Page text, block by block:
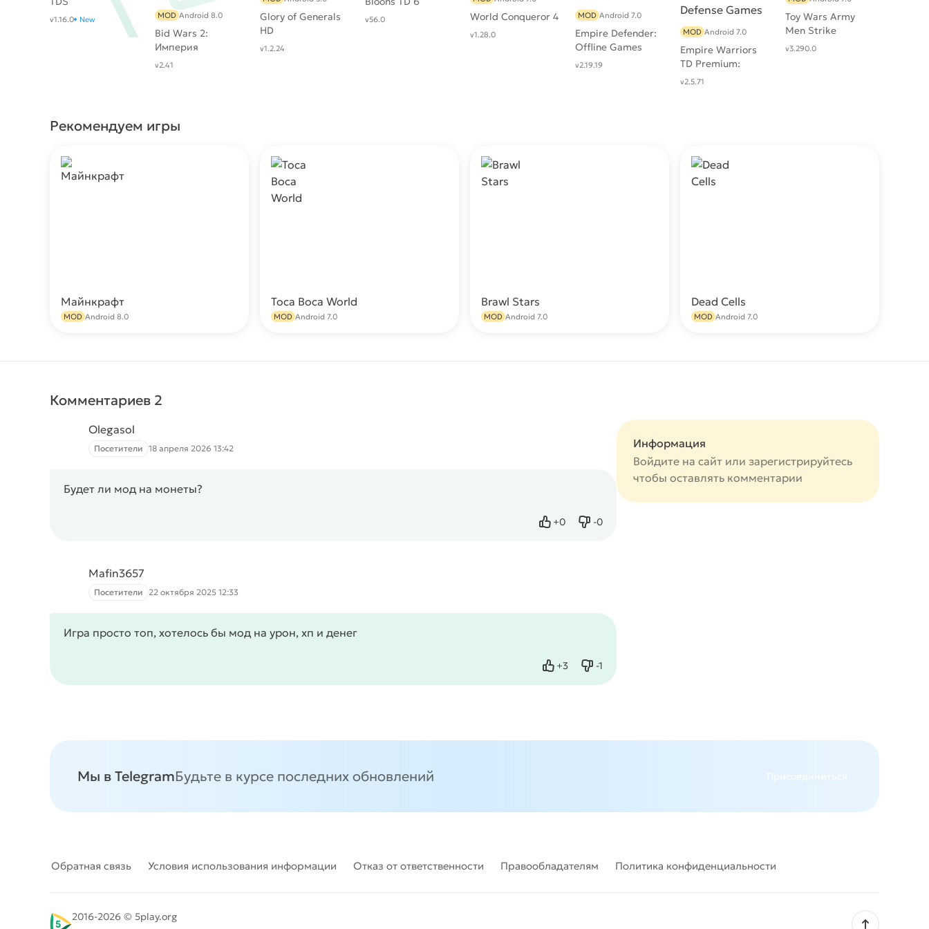
v1.16.0 New
Bid Wars 2:
Империя
ломбарда
MOD Android 8.0
v2.41
Glory of Generals
HD
v1.2.24
v56.0 World Conqueror 4
v1.28.0
Empire Defender:
Offline Games
MOD Android 7.0
v2.19.19
Empire Warriors
TD Premium:
Tower Defense
MOD Android 7.0
v2.5.71
Toy Wars Army
Men Strike
v3.290.0
Рекомендуем игры
Майнкрафт
MOD Android 8.0
Toca Boca World
MOD Android 7.0
Brawl Stars
MOD Android 7.0
Dead Cells
MOD Android 7.0
Комментариев 2
Olegasol
Посетители 18 апреля 2026 13:42
Будет ли мод на монеты?
+0
Нравится -0
Не нравится
Mafin3657
Посетители 22 октября 2025 12:33
Игра просто топ, хотелось бы мод на урон, хп и денег
+3
Нравится -1
Не нравится
Информация
Войдите на сайт или зарегистрируйтесь
чтобы оставлять комментарии
Мы в TelegramБудьте в курсе последних обновлений Присоединиться
Обратная связь Условия использования информации Отказ от ответственности Правообладателям Политика конфиденциальности
2016-2026 © 5play.org
Наверх